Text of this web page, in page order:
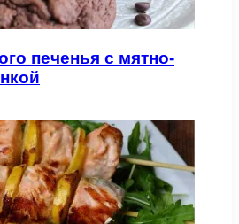
печенья с мятно-